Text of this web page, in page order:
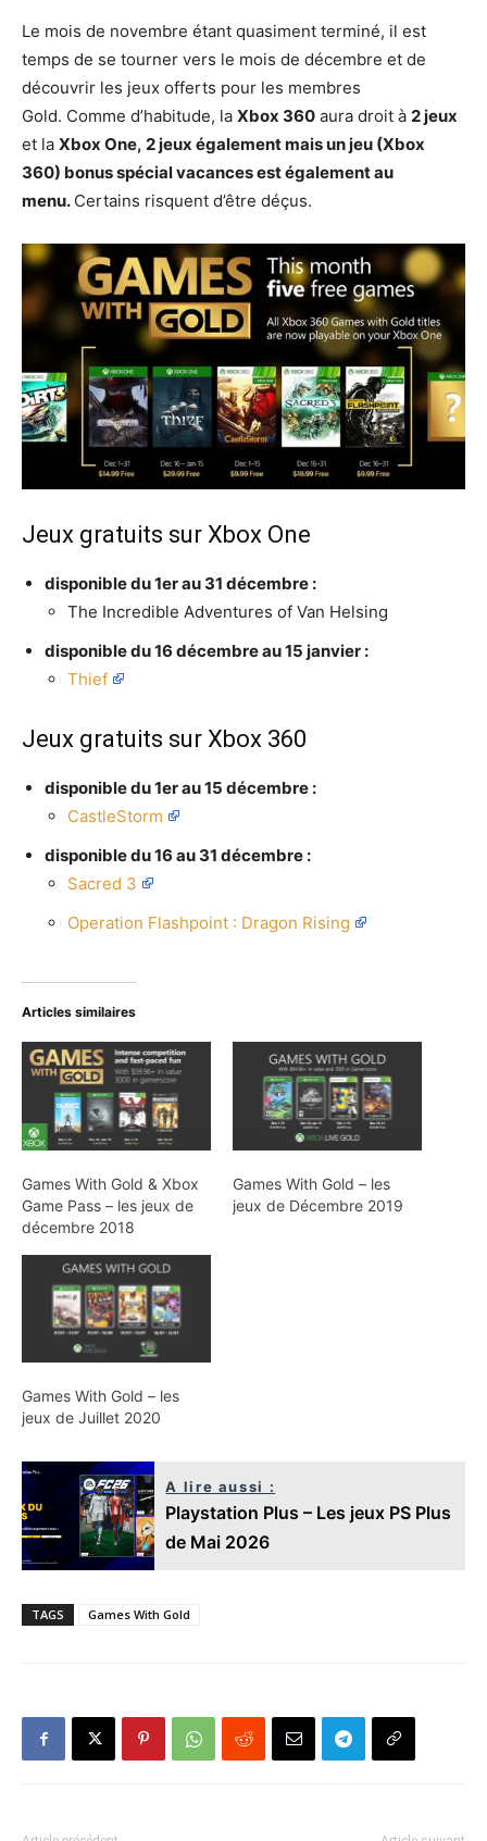
Le mois de novembre étant quasiment terminé, il est
temps de se tourner vers le mois de décembre et de
découvrir les jeux offerts pour les membres
Gold. Comme d’habitude, la Xbox 360 aura droit à 2 jeux
et la Xbox One, 2jeux également mais un jeu (Xbox
360) bonus spécial vacances est également au
menu. Certains risquent d’être déçus.
Jeux gratuits sur Xbox One
disponible du 1er au 31 décembre :
The Incredible Adventures of Van Helsing
disponible du 16 décembre au 15 janvier :
Thief
Jeux gratuits sur Xbox 360
disponible du 1er au 15 décembre :
CastleStorm
disponible du 16 au 31 décembre :
Sacred 3
Operation Flashpoint : Dragon Rising
Articles similaires
Games With Gold & Xbox
Game Pass – les jeux de
décembre 2018
Games With Gold – les
jeux de Décembre 2019
Games With Gold – les
jeux de Juillet 2020
A lire aussi :
Playstation Plus – Les jeux PS Plus
de Mai 2026
TAGS Games With Gold